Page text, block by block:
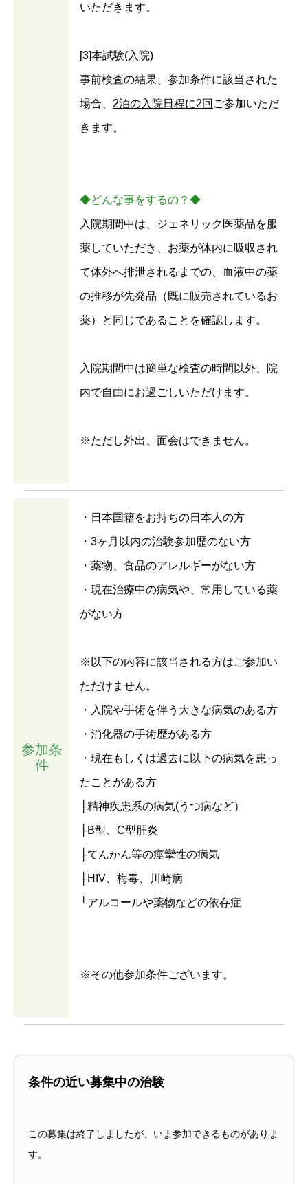
いただきます。
[3]本試験(入院)
事前検査の結果、参加条件に該当された
場合、 2泊の入院日程に2回 ご参加いただ
きます。
◆どんな事をするの？◆
入院期間中は、ジェネリック医薬品を服
薬していただき、お薬が体内に吸収され
て体外へ排泄されるまでの、血液中の薬
の推移が先発品（既に販売されているお
薬）と同じであることを確認します。
入院期間中は簡単な検査の時間以外、院
内で自由にお過ごしいただけます。
※ただし外出、面会はできません。
参加条
件
・日本国籍をお持ちの日本人の方
・3ヶ月以内の治験参加歴のない方
・薬物、食品のアレルギーがない方
・現在治療中の病気や、常用している薬
がない方
※以下の内容に該当される方はご参加い
ただけません。
・入院や手術を伴う大きな病気のある方
・消化器の手術歴がある方
・現在もしくは過去に以下の病気を患っ
たことがある方
├精神疾患系の病気(うつ病など）
├B型、C型肝炎
├てんかん等の痙攣性の病気
├HIV、梅毒、川崎病
└アルコールや薬物などの依存症
※その他参加条件ございます。
条件の近い募集中の治験
この募集は終了しましたが、いま参加できるものがありま
す。